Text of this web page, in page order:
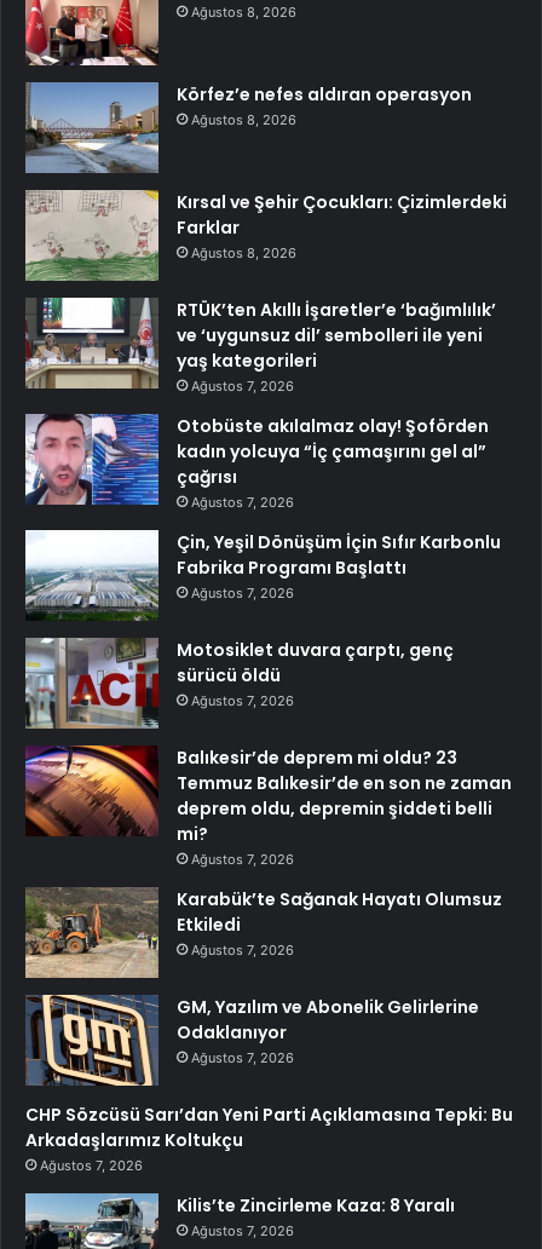
Ağustos 8, 2026
Körfez’e nefes aldıran operasyon
Ağustos 8, 2026
Kırsal ve Şehir Çocukları: Çizimlerdeki
Farklar
Ağustos 8, 2026
RTÜK’ten Akıllı İşaretler’e ‘bağımlılık’
ve ‘uygunsuz dil’ sembolleri ile yeni
yaş kategorileri
Ağustos 7, 2026
Otobüste akılalmaz olay! Şoförden
kadın yolcuya “İç çamaşırını gel al”
çağrısı
Ağustos 7, 2026
Çin, Yeşil Dönüşüm İçin Sıfır Karbonlu
Fabrika Programı Başlattı
Ağustos 7, 2026
Motosiklet duvara çarptı, genç
sürücü öldü
Ağustos 7, 2026
Balıkesir’de deprem mi oldu? 23
Temmuz Balıkesir’de en son ne zaman
deprem oldu, depremin şiddeti belli
mi?
Ağustos 7, 2026
Karabük’te Sağanak Hayatı Olumsuz
Etkiledi
Ağustos 7, 2026
GM, Yazılım ve Abonelik Gelirlerine
Odaklanıyor
Ağustos 7, 2026
CHP Sözcüsü Sarı’dan Yeni Parti Açıklamasına Tepki: Bu
Arkadaşlarımız Koltukçu
Ağustos 7, 2026
Kilis’te Zincirleme Kaza: 8 Yaralı
Ağustos 7, 2026